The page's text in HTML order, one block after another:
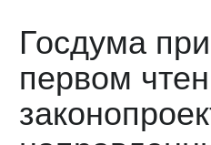
Госдума
первом